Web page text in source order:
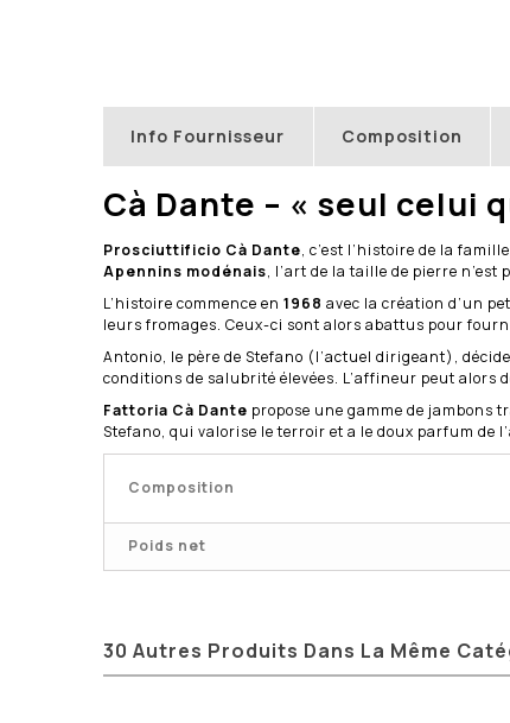
Info Fournisseur Composition
Cà Dante – « seul celui
Prosciuttificio Cà Dante, c’est l’histoire de la
Apennins modénais, l’art de la taille de pierre
L’histoire commence en 1968 avec la création d’un
leurs fromages. Ceux-ci sont alors abattus pour
Antonio, le père de Stefano (l’actuel dirigeant),
conditions de salubrité élevées. L’affineur peut alors
Fattoria Cà Dante propose une gamme de jambons
Stefano, qui valorise le terroir et a le doux parfum de
Composition
Poids net
30 Autres Produits Dans La Même